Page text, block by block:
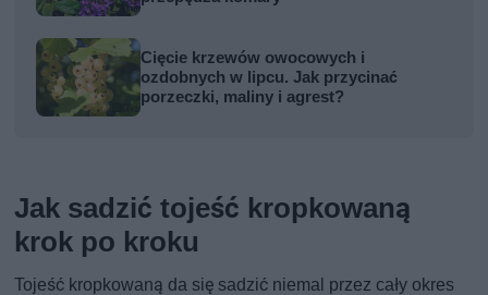
Cięcie krzewów owocowych i
ozdobnych w lipcu. Jak przycinać
porzeczki, maliny i agrest?
Jak sadzić tojeść kropkowaną
krok po kroku
Tojeść kropkowaną da się sadzić niemal przez cały okres